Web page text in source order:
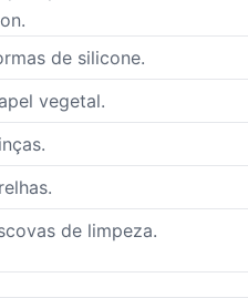
de silicone.
vegetal.
de limpeza.